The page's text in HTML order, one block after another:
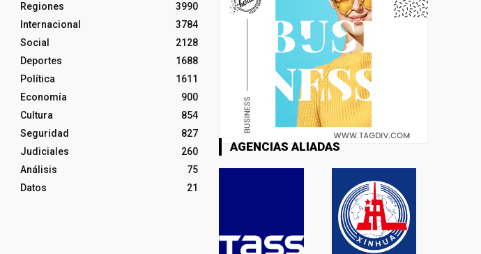
Regiones
3990
Internacional
3784
Social
2128
Deportes
1688
Política
1611
Economía
900
Cultura
854
Seguridad
827
Judiciales
260
Análisis
75
Datos
21
AGENCIAS ALIADAS